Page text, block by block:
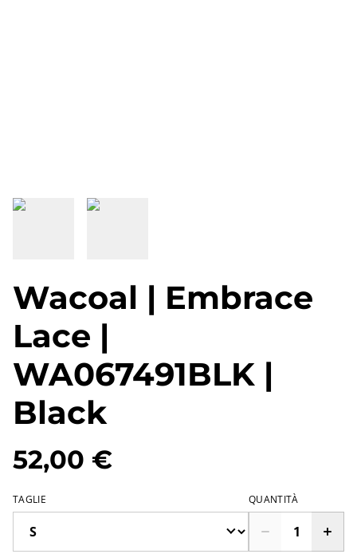
Wacoal | Embrace
Lace |
WA067491BLK |
Black
52,00 €
TAGLIE QUANTITÀ